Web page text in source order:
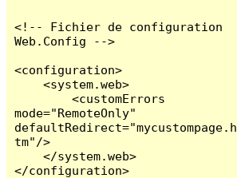
<!-- Fichier de configuration
Web.Config -->
<configuration>
    <system.web>
        <customErrors
mode="RemoteOnly"
defaultRedirect="mycustompage.h
tm"/>
    </system.web>
</configuration>